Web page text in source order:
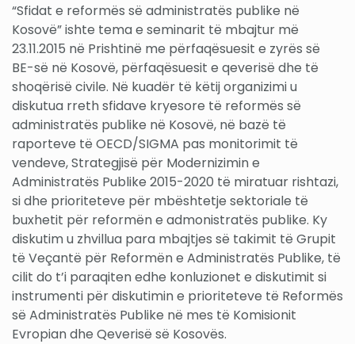
“Sfidat e reformës së administratës publike në
Kosovë” ishte tema e seminarit të mbajtur më
23.11.2015 në Prishtinë me përfaqësuesit e zyrës së
BE-së në Kosovë, përfaqësuesit e qeverisë dhe të
shoqërisë civile. Në kuadër të këtij organizimi u
diskutua rreth sfidave kryesore të reformës së
administratës publike në Kosovë, në bazë të
raporteve të OECD/SIGMA pas monitorimit të
vendeve, Strategjisë për Modernizimin e
Administratës Publike 2015-2020 të miratuar rishtazi,
si dhe prioriteteve për mbështetje sektoriale të
buxhetit për reformën e admonistratës publike. Ky
diskutim u zhvillua para mbajtjes së takimit të Grupit
të Veçantë për Reformën e Administratës Publike, të
cilit do t’i paraqiten edhe konluzionet e diskutimit si
instrumenti për diskutimin e prioriteteve të Reformës
së Administratës Publike në mes të Komisionit
Evropian dhe Qeverisë së Kosovës.